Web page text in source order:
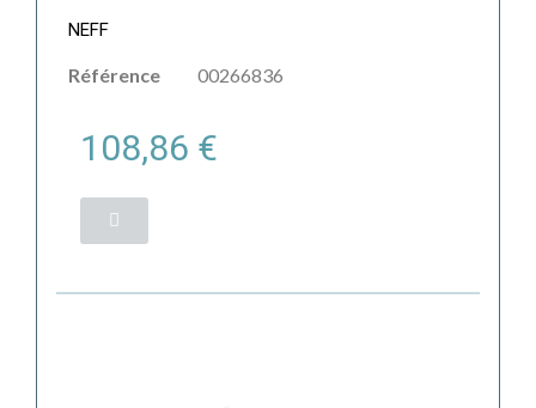
NEFF
Référence 00266836
108,86 €